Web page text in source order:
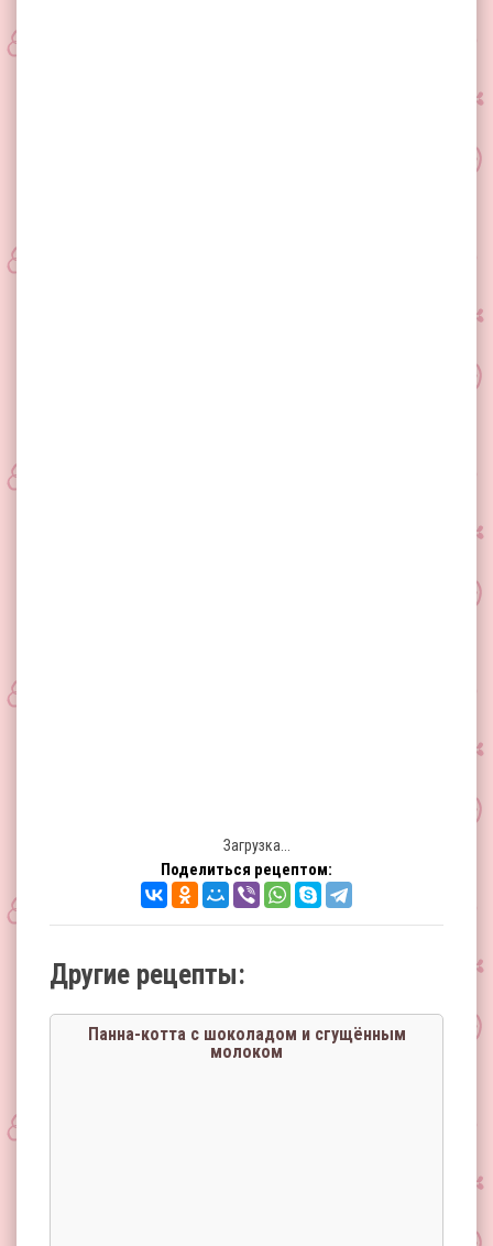
Загрузка...
Поделиться рецептом:
Другие рецепты:
Панна-котта с шоколадом и сгущённым
молоком